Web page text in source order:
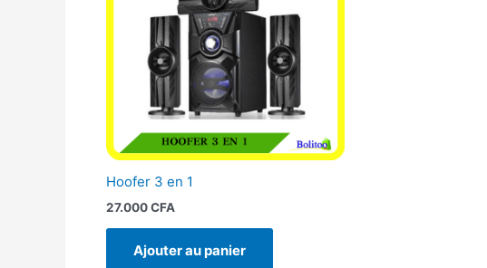
Hoofer 3 en 1
27.000CFA
Ajouter au panier